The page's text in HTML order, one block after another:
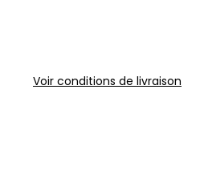
Voir conditions de livraison